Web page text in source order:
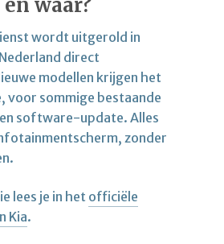
waar?
wordt uitgerold in
direct
modellen krijgen het
voor sommige bestaande
software-update. Alles
zonder
lees je in het officiële
Kia.